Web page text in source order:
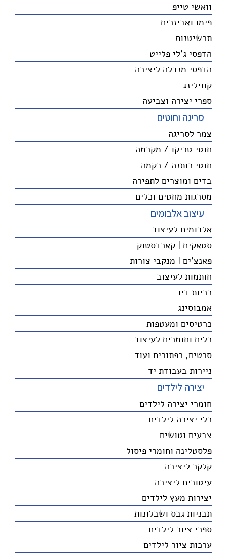
וואשי טייפ
פימו ואביזרים
תכשיטנות
הדפסי ג'לי פלייט
הדפסי מנדלה ליצירה
קווילינג
ספרי יצירה וצביעה
סריגה וחוטים
צמר לסריגה
חוטי טריקו / מקרמה
חוטי כותנה / רקמה
בדים ומוצרים לתפירה
מסרגות מחטים וכלים
עיצוב אלבומים
אלבומים לעיצוב
סטאקים | קארדסטוק
פאנצ'ים | מנקבי צורות
חותמות לעיצוב
כריות דיו
אמבוסינג
כרטיסים ומעטפות
כלים וחומרים לעיצוב
סרטים, כפתורים ועוד
ניירות בעבודת יד
יצירה לילדים
חומרי יצירה לילדים
כלי יצירה לילדים
צבעים וטושים
פלסטלינה וחומרי פיסול
קלקר ליצירה
עיטורים ליצירה
יצירות מעץ לילדים
תבניות גבס ושבלונות
ספרי ציור לילדים
ערכות ציור לילדים